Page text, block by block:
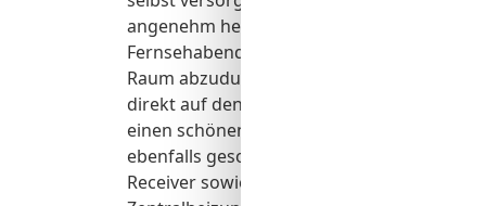
angenehm hell. Eine gemütliche
Fernsehabenden, Spieleabenden oder
Raum abzudunkeln und eine behagliche
direkt auf den sonnigen Balkon, der mit
einen schönen Nordseetag entspannt zu
ebenfalls gesorgt, denn Ihnen steht ein 40-
Receiver sowie ein DVD-Player zur